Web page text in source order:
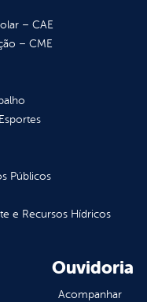
– CAE
– CME
Públicos
e Recursos Hídricos
Ouvidoria
Acompanhar